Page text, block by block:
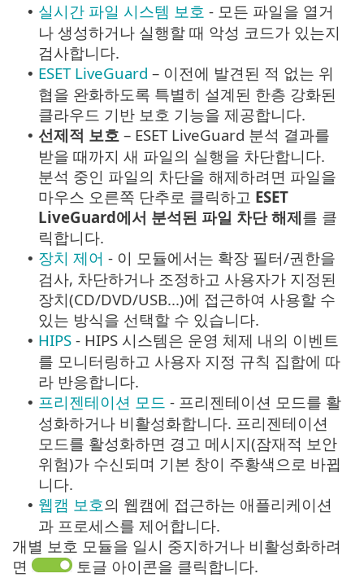
• 실시간 파일 시스템 보호 - 모든 파일을 열거
나 생성하거나 실행할 때 악성 코드가 있는지
검사합니다.
• ESET LiveGuard – 이전에 발견된 적 없는 위
협을 완화하도록 특별히 설계된 한층 강화된
클라우드 기반 보호 기능을 제공합니다.
• 선제적 보호 – ESET LiveGuard 분석 결과를
받을 때까지 새 파일의 실행을 차단합니다.
분석 중인 파일의 차단을 해제하려면 파일을
마우스 오른쪽 단추로 클릭하고 ESET
LiveGuard에서 분석된 파일 차단 해제를 클
릭합니다.
• 장치 제어 - 이 모듈에서는 확장 필터/권한을
검사, 차단하거나 조정하고 사용자가 지정된
장치(CD/DVD/USB...)에 접근하여 사용할 수
있는 방식을 선택할 수 있습니다.
• HIPS - HIPS 시스템은 운영 체제 내의 이벤트
를 모니터링하고 사용자 지정 규칙 집합에 따
라 반응합니다.
• 프리젠테이션 모드 - 프리젠테이션 모드를 활
성화하거나 비활성화합니다. 프리젠테이션
모드를 활성화하면 경고 메시지(잠재적 보안
위험)가 수신되며 기본 창이 주황색으로 바뀝
니다.
• 웹캠 보호의 웹캠에 접근하는 애플리케이션
과 프로세스를 제어합니다.
개별 보호 모듈을 일시 중지하거나 비활성화하려
면
토글 아이콘을 클릭합니다.